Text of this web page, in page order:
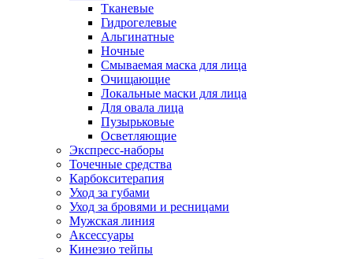
Тканевые
Гидрогелевые
Альгинатные
Ночные
Смываемая маска для лица
Очищающие
Локальные маски для лица
Для овала лица
Пузырьковые
Осветляющие
Экспресс-наборы
Точечные средства
Карбокситерапия
Уход за губами
Уход за бровями и ресницами
Мужская линия
Аксессуары
Кинезио тейпы